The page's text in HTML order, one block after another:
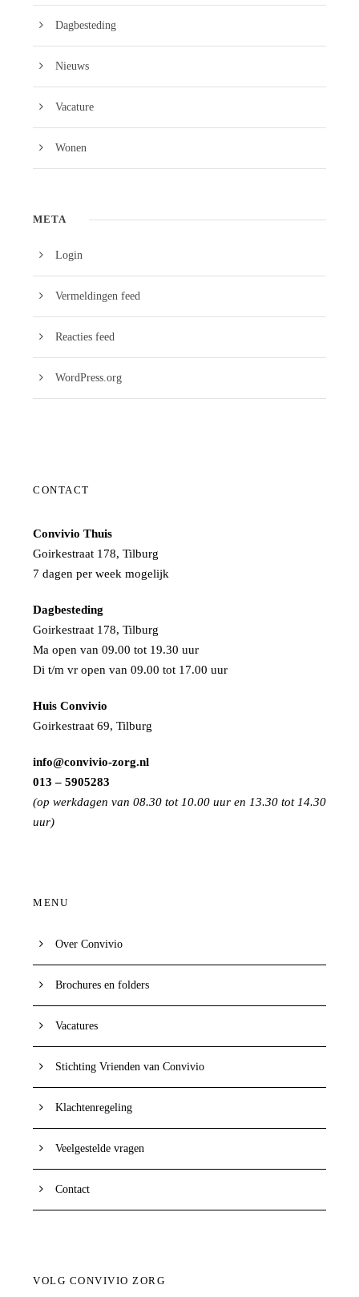
Dagbesteding
Nieuws
Vacature
Wonen
META
Login
Vermeldingen feed
Reacties feed
WordPress.org
CONTACT
Convivio Thuis
Goirkestraat 178, Tilburg
7 dagen per week mogelijk
Dagbesteding
Goirkestraat 178, Tilburg
Ma open van 09.00 tot 19.30 uur
Di t/m vr open van 09.00 tot 17.00 uur
Huis Convivio
Goirkestraat 69, Tilburg
info@convivio-zorg.nl
013 – 5905283
(op werkdagen van 08.30 tot 10.00 uur en 13.30 tot 14.30
uur)
MENU
Over Convivio
Brochures en folders
Vacatures
Stichting Vrienden van Convivio
Klachtenregeling
Veelgestelde vragen
Contact
VOLG CONVIVIO ZORG